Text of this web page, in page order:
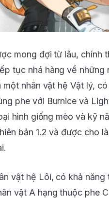
mong đợi từ lâu, chính
tục nhá hàng về những
một nhân vật hệ Vật lý,
phe với Burnice và
hình giống mèo và kỹ
bản 1.2 và được cho
vật hệ Lôi, có khả
vật A hạng thuộc phe